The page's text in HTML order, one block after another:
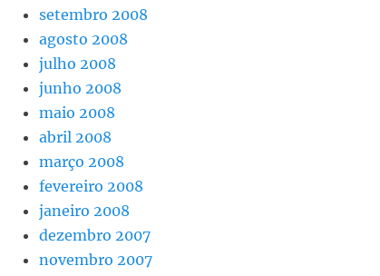
setembro 2008
agosto 2008
julho 2008
junho 2008
maio 2008
abril 2008
março 2008
fevereiro 2008
janeiro 2008
dezembro 2007
novembro 2007